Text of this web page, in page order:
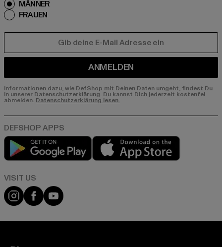
MÄNNER
FRAUEN
ANMELDEN
Informationen dazu, wie DefShop mit Deinen Daten umgeht, findest Du
in unserer Datenschutzerklärung. Du kannst Dich jederzeit kostenfei
abmelden. Datenschutzerklärung lesen.
Play market
Visit our Instagram page:
Visit our Facebook page:
Visit our YouTube channel: